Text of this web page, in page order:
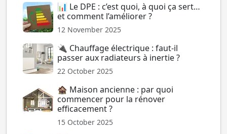
📊 Le DPE : c’est quoi, à quoi ça sert…
et comment l’améliorer ?
12 November 2025
🔌 Chauffage électrique : faut-il
passer aux radiateurs à inertie ?
22 October 2025
🏚️ Maison ancienne : par quoi
commencer pour la rénover
efficacement ?
15 October 2025